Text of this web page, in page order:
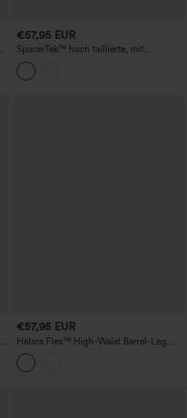
€57,95 EUR
SpacerTek™ hoch taillierte, mit
innenliegendem Kordelzug versehene,
kontrastierend gerippte, lässige
Weitbein-Hose mit Schlitz und Taschen
€57,95 EUR
Halara Flex™ High-Waist Barrel-Leg
Casual-Jeans mit Taschen